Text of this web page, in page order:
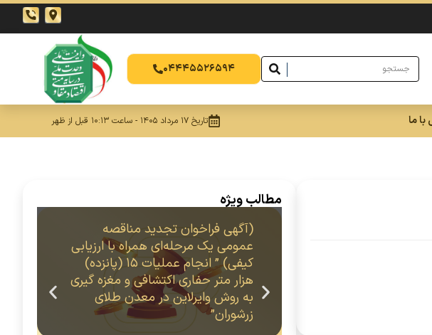
04445526594
ما تاریخ 17 مرداد 1405 - ساعت 10:13 قبل از ظهر
مطالب ویژه
(آگهی فراخوان تجدید مناقصه
عمومی یک مرحله‌ای همراه با ارزیابی
کیفی) ” انجام عملیات 15 (پانزده)
هزار متر حفاری اکتشافی و مغزه گیری
به روش وایرلاین در معدن طلای
زرشوران”